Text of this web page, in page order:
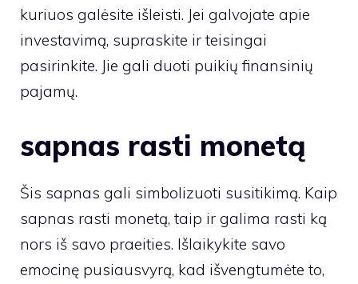
kuriuos galėsite išleisti. Jei galvojate apie
investavimą, supraskite ir teisingai
pasirinkite. Jie gali duoti puikių finansinių
pajamų.
sapnas rasti monetą
Šis sapnas gali simbolizuoti susitikimą. Kaip
sapnas rasti monetą, taip ir galima rasti ką
nors iš savo praeities. Išlaikykite savo
emocinę pusiausvyrą, kad išvengtumėte to,